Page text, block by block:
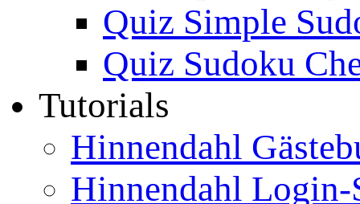
Quiz Simple
Quiz Sudoku
Tutorials
Hinnendahl
Hinnendahl Login-